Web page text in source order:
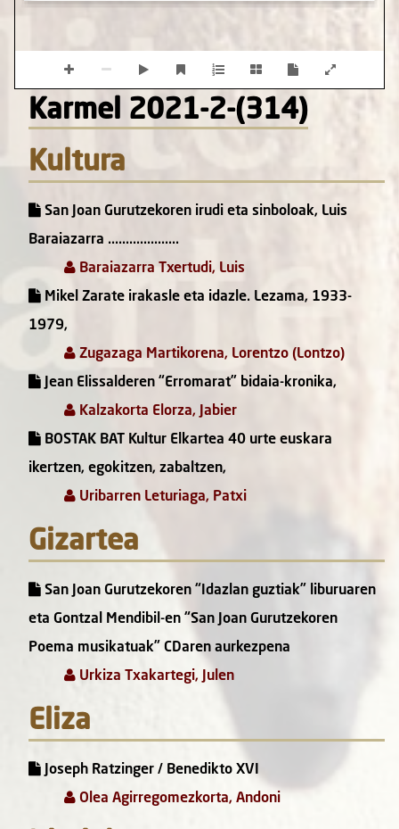
Karmel 2021-2-(314)
Kultura
San Joan Gurutzekoren irudi eta sinboloak, Luis
Baraiazarra ....................
Baraiazarra Txertudi, Luis
Mikel Zarate irakasle eta idazle. Lezama, 1933-
1979,
Zugazaga Martikorena, Lorentzo (Lontzo)
Jean Elissalderen “Erromarat” bidaia-kronika,
Kalzakorta Elorza, Jabier
BOSTAK BAT Kultur Elkartea 40 urte euskara
ikertzen, egokitzen, zabaltzen,
Uribarren Leturiaga, Patxi
Gizartea
San Joan Gurutzekoren “Idazlan guztiak” liburuaren
eta Gontzal Mendibil-en “San Joan Gurutzekoren
Poema musikatuak” CDaren aurkezpena
Urkiza Txakartegi, Julen
Eliza
Joseph Ratzinger / Benedikto XVI
Olea Agirregomezkorta, Andoni